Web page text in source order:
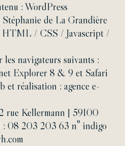
: WordPress
de La Grandière
HTML / CSS / Javascript /
navigateurs suivants :
Explorer 8 & 9 et Safari
et réalisation : agence e-
rue Kellermann | 59100
: 08 203 203 63 n° indigo